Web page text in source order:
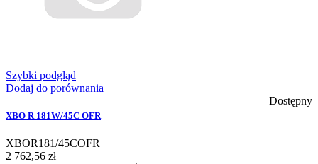
Szybki podgląd
Dodaj do porównania
Dostępny
XBO R 181W/45C OFR
XBOR181/45COFR
2 762,56 zł